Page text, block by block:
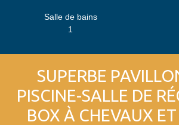
Salle de bains
1
SUPERBE
PISCINE-SALLE DE
BOX À CHEVAUX